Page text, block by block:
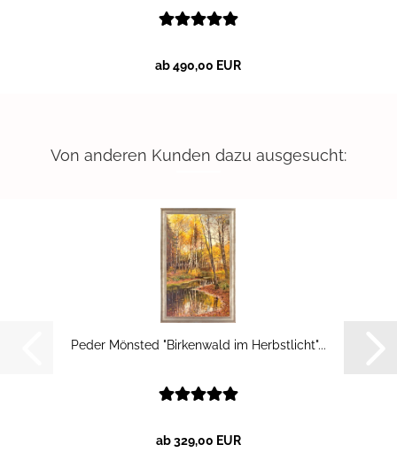
ab 490,00 EUR
Von anderen Kunden dazu ausgesucht:
Peder Mönsted "Bir­ken­wald im Herbst­licht"...
ab 329,00 EUR